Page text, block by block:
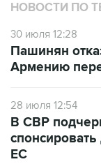
НОВОСТИ ПО
30 июля 12:28
Пашинян
Армению
28 июля 12:54
В СВР
ЕС